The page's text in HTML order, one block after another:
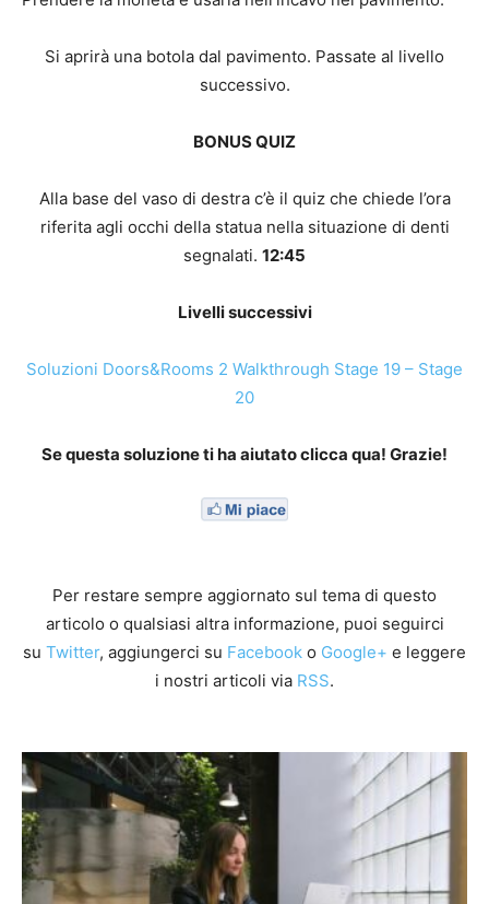
Si aprirà una botola dal pavimento. Passate al livello
successivo.
BONUS QUIZ
Alla base del vaso di destra c’è il quiz che chiede l’ora
riferita agli occhi della statua nella situazione di denti
segnalati. 12:45
Livelli successivi
Soluzioni Doors&Rooms 2 Walkthrough Stage 19 – Stage
20
Se questa soluzione ti ha aiutato clicca qua! Grazie!
Per restare sempre aggiornato sul tema di questo
articolo o qualsiasi altra informazione, puoi seguirci
su Twitter, aggiungerci su Facebook o Google+ e leggere
i nostri articoli via RSS.